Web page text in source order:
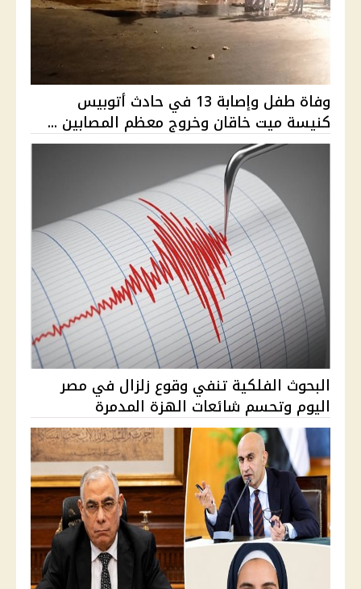
وفاة طفل وإصابة 13 في حادث أتوبيس
كنيسة ميت خاقان وخروج معظم المصابين ...
البحوث الفلكية تنفي وقوع زلزال في مصر
اليوم وتحسم شائعات الهزة المدمرة